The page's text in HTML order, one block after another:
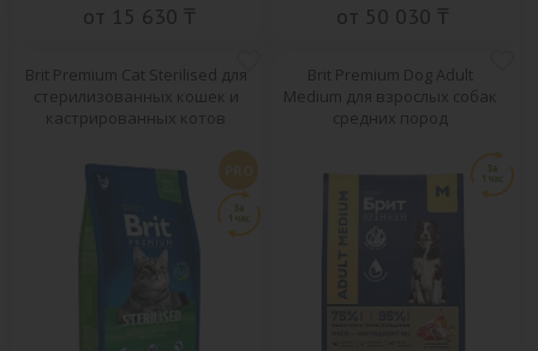
от 15 630 ₸ от 50 030 ₸
Brit Premium Cat Sterilised для
стерилизованных кошек и
кастрированных котов
Brit Premium Dog Adult
Medium для взрослых собак
средних пород